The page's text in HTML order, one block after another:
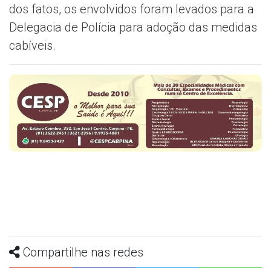
dos fatos, os envolvidos foram levados para a
Delegacia de Polícia para adoção das medidas
cabíveis.
Compartilhe nas redes